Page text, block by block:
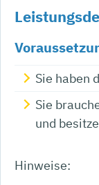
Sie haben
Sie
und
Hinweise: